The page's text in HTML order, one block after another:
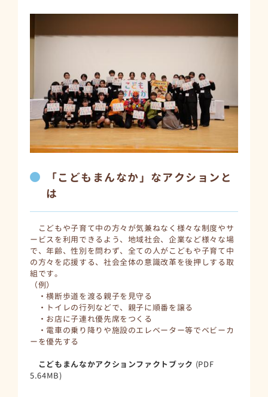
「こどもまんなか」なアクションと
は
こどもや子育て中の方々が気兼ねなく様々な制度やサ
ービスを利用できるよう、地域社会、企業など様々な場
で、年齢、性別を問わず、全ての人がこどもや子育て中
の方々を応援する、社会全体の意識改革を後押しする取
組です。
（例）
・横断歩道を渡る親子を見守る
・トイレの行列などで、親子に順番を譲る
・お店に子連れ優先席をつくる
・電車の乗り降りや施設のエレベーター等でベビーカ
ーを優先する
こどもまんなかアクションファクトブック (PDF
5.64MB)